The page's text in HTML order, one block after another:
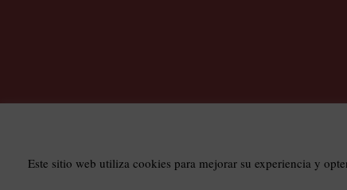
Este sitio web utiliza cookies para mejorar su experiencia y